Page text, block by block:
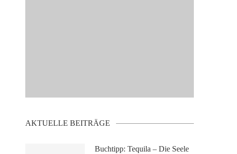
AKTUELLE BEITRÄGE
Buchtipp: Tequila – Die Seele